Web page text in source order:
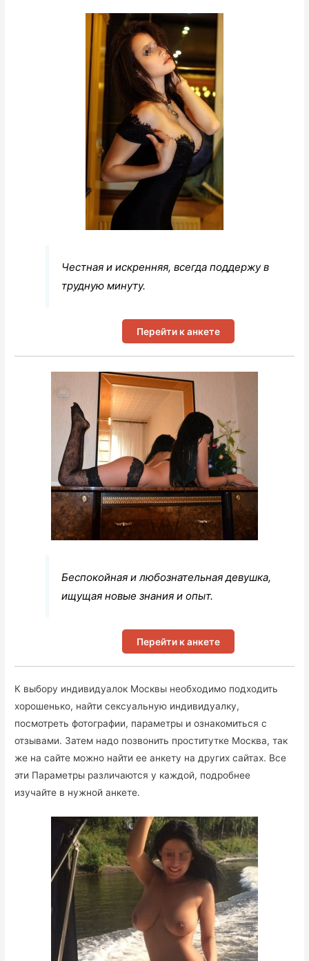
Честная и искренняя, всегда поддержу в
трудную минуту.
Перейти к анкете
Беспокойная и любознательная девушка,
ищущая новые знания и опыт.
Перейти к анкете
К выбору индивидуалок Москвы необходимо подходить
хорошенько, найти сексуальную индивидуалку,
посмотреть фотографии, параметры и ознакомиться с
отзывами. Затем надо позвонить проститутке Москва, так
же на сайте можно найти ее анкету на других сайтах. Все
эти Параметры различаются у каждой, подробнее
изучайте в нужной анкете.